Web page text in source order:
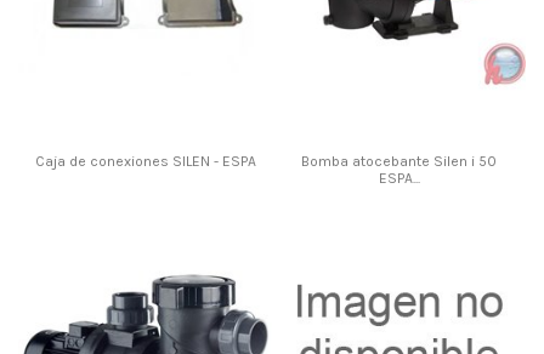
Caja de conexiones SILEN - ESPA
Bomba atocebante Silen i 50
ESPA...